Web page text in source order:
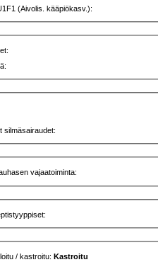
(Aivolis. kääpiökasv.):
silmäsairaudet:
vajaatoiminta:
/ kastroitu:Kastroitu